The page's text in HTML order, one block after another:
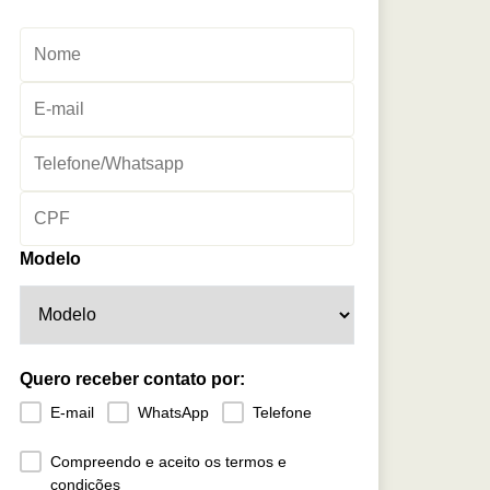
Modelo
Quero receber contato por:
E-mail WhatsApp Telefone
Compreendo e aceito os termos e
condições